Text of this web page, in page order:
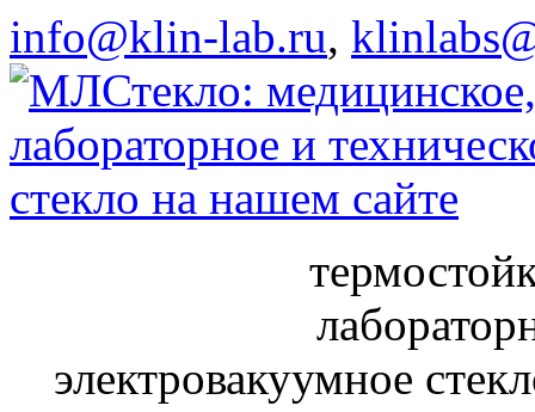
info@klin-lab.ru,
электровакуумное